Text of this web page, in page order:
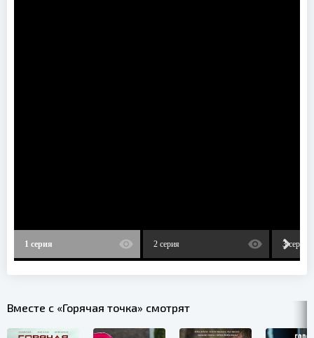
1 серия 2 серия 3 серия
Вместе с «Горячая точка» смотрят